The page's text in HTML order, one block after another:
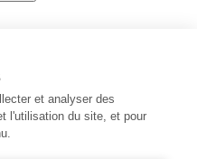
et analyser des
l'utilisation du site, et pour
Instagram